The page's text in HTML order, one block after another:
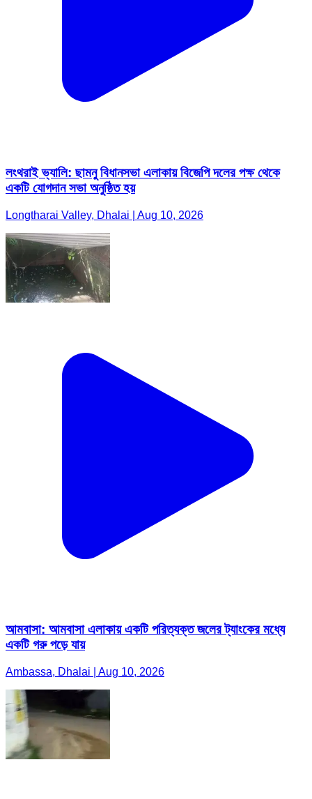
লংথরাই ভ্যালি: ছামনু বিধানসভা এলাকায় বিজেপি দলের পক্ষ থেকে
একটি যোগদান সভা অনুষ্ঠিত হয়
Longtharai Valley, Dhalai | Aug 10, 2026
আমবাসা: আমবাসা এলাকায় একটি পরিত্যক্ত জলের ট্যাংকের মধ্যে
একটি গরু পড়ে যায়
Ambassa, Dhalai | Aug 10, 2026